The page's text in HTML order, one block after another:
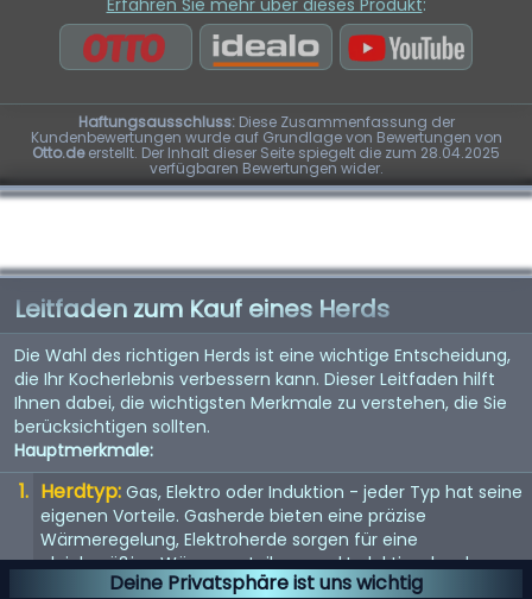
Deine Privatsphäre ist uns wichtig
Erfahren Sie mehr über dieses Produkt:
Haftungsausschluss:Diese Zusammenfassung der
Kundenbewertungen wurde auf Grundlage von Bewertungen von
Otto.deerstellt. Der Inhalt dieser Seite spiegelt die zum 28.04.2025
verfügbaren Bewertungen wider.
Leitfaden zum Kauf eines Herds
Die Wahl des richtigen Herds ist eine wichtige Entscheidung,
die Ihr Kocherlebnis verbessern kann. Dieser Leitfaden hilft
Ihnen dabei, die wichtigsten Merkmale zu verstehen, die Sie
berücksichtigen sollten.
Hauptmerkmale:
Herdtyp: Gas, Elektro oder Induktion - jeder Typ hat seine
eigenen Vorteile. Gasherde bieten eine präzise
Wärmeregelung, Elektroherde sorgen für eine
gleichmäßige Wärmeverteilung und Induktionsherde
ermöglichen ein schnelles und effizientes Erhitzen.